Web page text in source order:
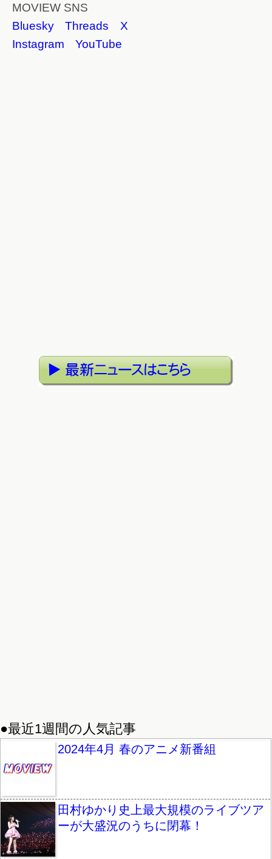
MOVIEW SNS
Bluesky
Threads
X
Instagram
YouTube
●最近1週間の人気記事
2024年4月 春のアニメ新番組
田村ゆかり史上最大規模のライブツア
ーが大盛況のうちに閉幕！